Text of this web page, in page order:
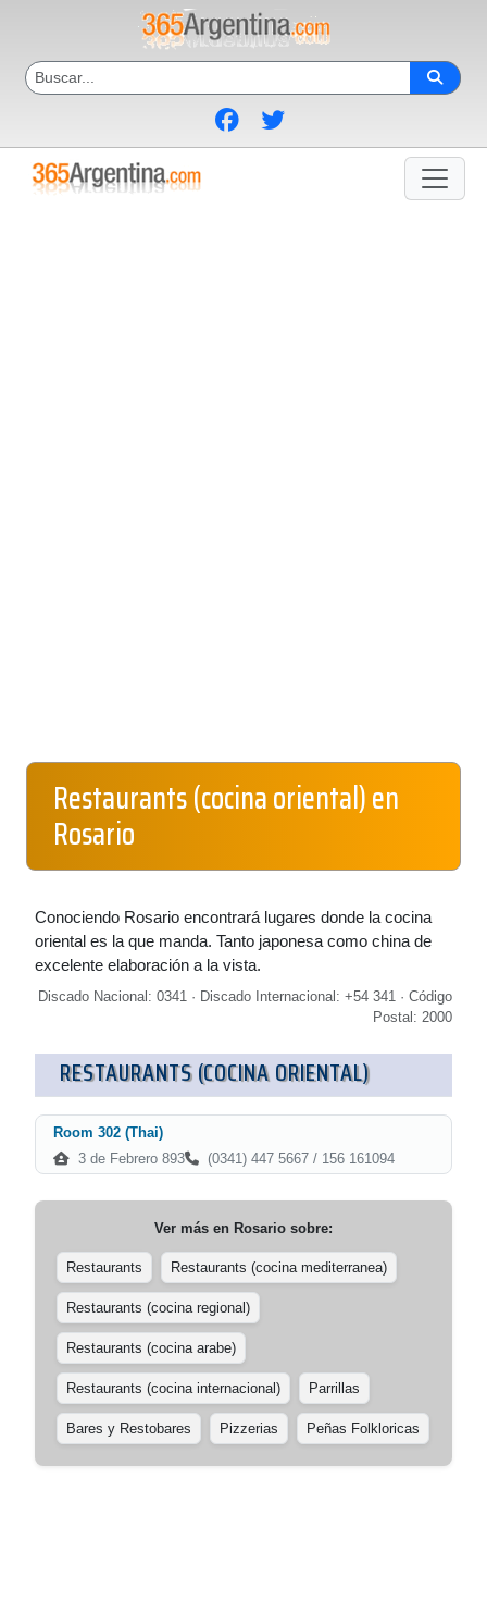
Restaurants (cocina oriental) en
Rosario
Conociendo Rosario encontrará lugares donde la cocina
oriental es la que manda. Tanto japonesa como china de
excelente elaboración a la vista.
Discado Nacional: 0341 · Discado Internacional: +54 341 · Código
Postal: 2000
RESTAURANTS (COCINA ORIENTAL)
Room 302 (Thai)
3 de Febrero 893
(0341) 447 5667 / 156 161094
Ver más en Rosario sobre:
Restaurants Restaurants (cocina mediterranea)
Restaurants (cocina regional)
Restaurants (cocina arabe)
Restaurants (cocina internacional) Parrillas
Bares y Restobares Pizzerias Peñas Folkloricas